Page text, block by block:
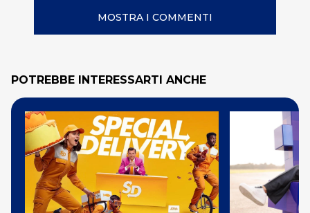
MOSTRA I COMMENTI
POTREBBE INTERESSARTI ANCHE